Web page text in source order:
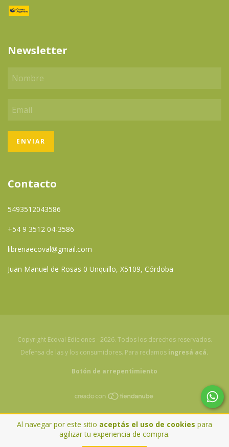
Al navegar por este sitio aceptás el uso de cookies para
agilizar tu experiencia de compra.
Newsletter
Contacto
5493512043586
+54 9 3512 04-3586
libreriaecoval@gmail.com
Juan Manuel de Rosas 0 Unquillo, X5109, Córdoba
Copyright Ecoval Ediciones - 2026. Todos los derechos reservados.
Defensa de las y los consumidores. Para reclamos ingresá acá.
Botón de arrepentimiento